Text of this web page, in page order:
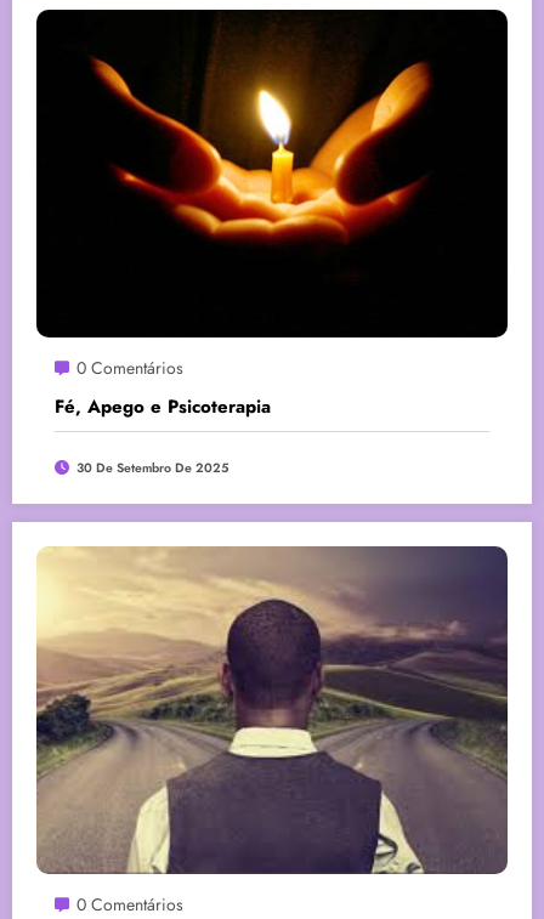
0 Comentários
Fé, Apego e Psicoterapia
30 De Setembro De 2025
0 Comentários